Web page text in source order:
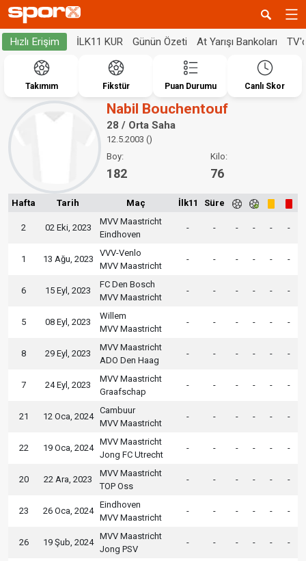
Hızlı Erişim İLK11 KUR Günün Özeti At Yarışı Bankoları
Takımım Fikstür Puan Durumu Canlı Skor
Nabil Bouchentouf
28 / Orta Saha
12.5.2003 ()
Boy:
182
Kilo:
76
Hafta Tarih Maç İlk11 Süre
2 02 Eki, 2023
MVV Maastricht
Eindhoven
- - - - - -
1 13 Ağu, 2023
VVV-Venlo
MVV Maastricht
- - - - - -
6 15 Eyl, 2023
FC Den Bosch
MVV Maastricht
- - - - - -
5 08 Eyl, 2023
Willem
MVV Maastricht
- - - - - -
8 29 Eyl, 2023
MVV Maastricht
ADO Den Haag
- - - - - -
7 24 Eyl, 2023
MVV Maastricht
Graafschap
- - - - - -
21 12 Oca, 2024
Cambuur
MVV Maastricht
- - - - - -
22 19 Oca, 2024
MVV Maastricht
Jong FC Utrecht
- - - - - -
20 22 Ara, 2023
MVV Maastricht
TOP Oss
- - - - - -
23 26 Oca, 2024
Eindhoven
MVV Maastricht
- - - - - -
26 19 Şub, 2024
MVV Maastricht
Jong PSV
- - - - - -